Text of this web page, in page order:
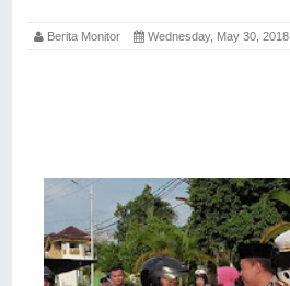
Berita Monitor Wednesday, May 30, 2018